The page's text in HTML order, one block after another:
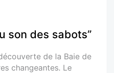
son des sabots”
de la Baie de
changeantes. Le